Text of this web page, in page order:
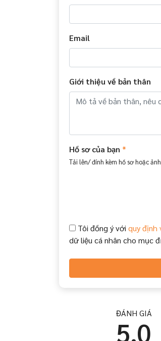
Email
Giới thiệu về bản thân
Hồ sơ của bạn *
Tải lên/ đính kèm hồ sơ hoặc
Tôi đồng ý với quy định
dữ liệu cá nhân cho mục
ĐÁNH GIÁ
5.0